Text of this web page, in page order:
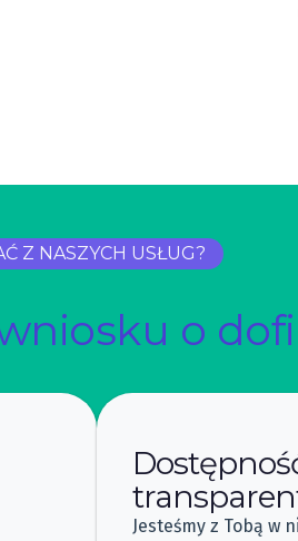
Z NASZYCH USŁUG?
o
Jesteśmy z Tobą w